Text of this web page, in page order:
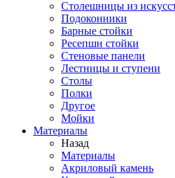
Столешницы из
Подоконники
Барные стойки
Ресепшн стойки
Стеновые панели
Лестницы и ступени
Столы
Полки
Другое
Мойки
Материалы
Назад
Материалы
Акриловый камень